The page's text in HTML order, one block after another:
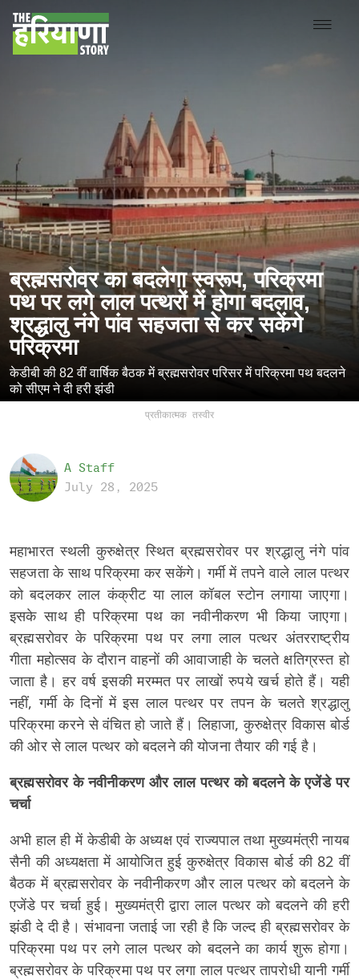
ब्रह्मसरोवर का बदलेगा स्वरूप, परिक्रमा
पथ पर लगे लाल पत्थरों में होगा बदलाव,
श्रद्धालु नंगे पांव सहजता से कर सकेंगे
परिक्रमा
केडीबी की 82 वीं वार्षिक बैठक में ब्रह्मसरोवर परिसर में परिक्रमा पथ बदलने
को सीएम ने दी हरी झंडी
प्रतीकात्मक तस्वीर
A Staff
July 28, 2025
महाभारत स्थली कुरुक्षेत्र स्थित ब्रह्मसरोवर पर श्रद्धालु नंगे पांव
सहजता के साथ परिक्रमा कर सकेंगे। गर्मी में तपने वाले लाल पत्थर
को बदलकर लाल कंक्रीट या लाल कॉबल स्टोन लगाया जाएगा।
इसके साथ ही परिक्रमा पथ का नवीनीकरण भी किया जाएगा।
ब्रह्मसरोवर के परिक्रमा पथ पर लगा लाल पत्थर अंतरराष्ट्रीय
गीता महोत्सव के दौरान वाहनों की आवाजाही के चलते क्षतिग्रस्त हो
जाता है। हर वर्ष इसकी मरम्मत पर लाखों रुपये खर्च होते हैं। यही
नहीं, गर्मी के दिनों में इस लाल पत्थर पर तपन के चलते श्रद्धालु
परिक्रमा करने से वंचित हो जाते हैं। लिहाजा, कुरुक्षेत्र विकास बोर्ड
की ओर से लाल पत्थर को बदलने की योजना तैयार की गई है।
ब्रह्मसरोवर के नवीनीकरण और लाल पत्थर को बदलने के एजेंडे पर
चर्चा
अभी हाल ही में केडीबी के अध्यक्ष एवं राज्यपाल तथा मुख्यमंत्री नायब
सैनी की अध्यक्षता में आयोजित हुई कुरुक्षेत्र विकास बोर्ड की 82 वीं
बैठक में ब्रह्मसरोवर के नवीनीकरण और लाल पत्थर को बदलने के
एजेंडे पर चर्चा हुई। मुख्यमंत्री द्वारा लाल पत्थर को बदलने की हरी
झंडी दे दी है। संभावना जताई जा रही है कि जल्द ही ब्रह्मसरोवर के
परिक्रमा पथ पर लगे लाल पत्थर को बदलने का कार्य शुरू होगा।
ब्रह्मसरोवर के परिक्रमा पथ पर लगा लाल पत्थर तापरोधी यानी गर्मी